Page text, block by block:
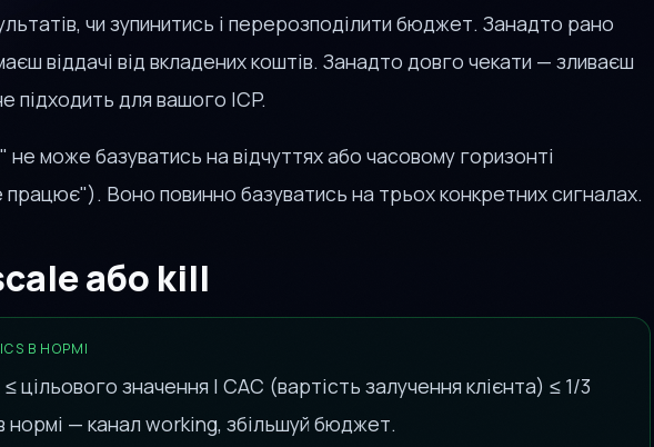
чи зупинитись і перерозподілити бюджет. Занадто рано
віддачі від вкладених коштів. Занадто довго чекати — зливаєш
підходить для вашого ICP.
може базуватись на відчуттях або часовому горизонті
Воно повинно базуватись на трьох конкретних сигналах.
або kill
В НОРМІ
цільового значення І CAC (вартість залучення клієнта) ≤ 1/3
нормі — канал working, збільшуй бюджет.